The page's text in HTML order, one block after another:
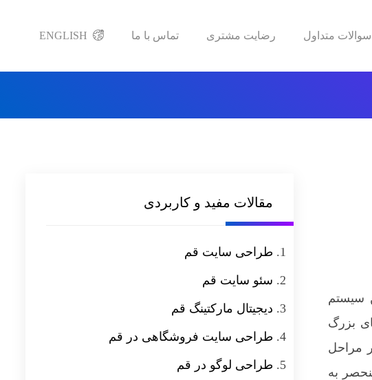
سوالات متداول رضایت مشتری تماس با ما ENGLISH
سیستم
بزرگ
مراحل
به
مقالات مفید و کاربردی
طراحی سایت قم
سئو سایت قم
دیجیتال مارکتینگ قم
طراحی سایت فروشگاهی در قم
طراحی لوگو در قم